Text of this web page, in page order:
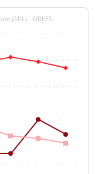
(APL) - DREES